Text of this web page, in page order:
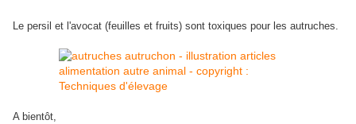
Le persil et l'avocat (feuilles et fruits) sont toxiques pour les autruches.
A bientôt,